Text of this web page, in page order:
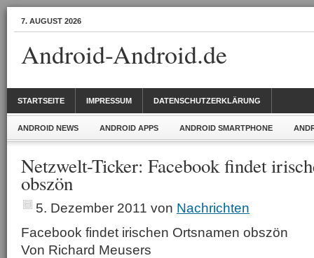
7. AUGUST 2026
Android-Android.de
STARTSEITE IMPRESSUM DATENSCHUTZERKLÄRUNG
ANDROID NEWS ANDROID APPS ANDROID SMARTPHONE
Netzwelt-Ticker: Facebook findet
obszön
5. Dezember 2011 von Nachrichten
Facebook findet irischen Ortsnamen obszön
Von Richard Meusers